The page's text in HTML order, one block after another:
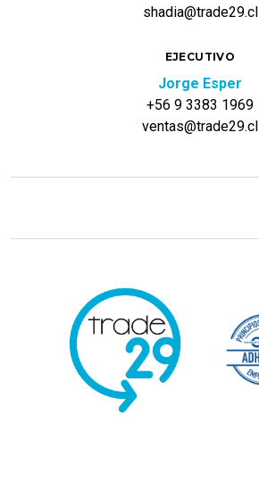
shadia@trade29.cl
EJECUTIVO
Jorge Esper
+56 9 3383 1969
ventas@trade29.cl